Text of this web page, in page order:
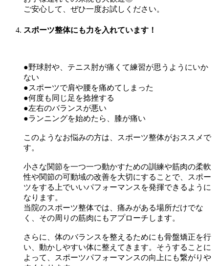
ご安心して、ぜひ一度お試しください。
スポーツ整体にも力を入れています！
●野球肘や、テニス肘が痛くて練習が思うようにいか
ない
●スポーツで肩や腰を痛めてしまった
●何度も同じ足を捻挫する
●左右のバランスが悪い
●ランニングを始めたら、膝が痛い
このようなお悩みの方は、スポーツ整体がおススメで
す。
小さな関節を一つ一つ動かすための訓練や筋肉の柔軟
性や関節の可動域の改善を大切にすることで、スポー
ツをする上でいいパフォーマンスを発揮できるように
なります。
当院のスポーツ整体では、痛みがある場所だけでな
く、その周りの筋肉にもアプローチします。
さらに、体のバランスを整えるためにも骨盤矯正を行
い、動かしやすい体に整えてきます。そうすることに
よって、スポーツパフォーマンスの向上にも繋がりや